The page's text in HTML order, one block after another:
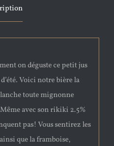
on déguste ce petit jus
Voici notre bière la
toute mignonne
avec son rikiki 2.5%
pas! Vous sentirez les
que la framboise,